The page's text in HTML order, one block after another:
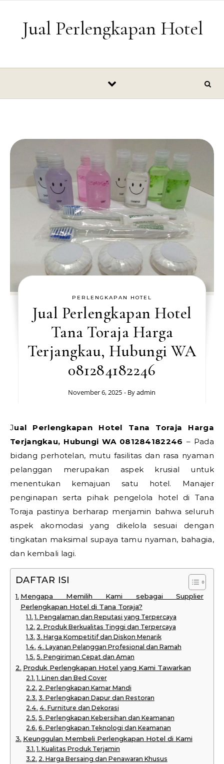
Jual Perlengkapan Hotel
PERLENGKAPAN HOTEL
Jual Perlengkapan Hotel
Tana Toraja Harga
Terjangkau, Hubungi WA
081284182246
November 6, 2025 - Byadmin
Jual Perlengkapan Hotel Tana Toraja Harga
Terjangkau, Hubungi WA 081284182246 – Pada
bidang perhotelan, mutu fasilitas dan rasa nyaman
pelanggan merupakan aspek krusial untuk
menentukan kemajuan satu hotel. Manajer
penginapan serta pihak pengelola hotel di Tana
Toraja pastinya berharap menjamin bahwa seluruh
aspek akomodasi yang dikelola sesuai dengan
tingkatan maksimal supaya tamu nyaman, bahagia,
dan kembali lagi.
DAFTAR ISI
Mengapa Memilih Kami sebagai Supplier
Perlengkapan Hotel di Tana Toraja?
1. Pengalaman dan Reputasi yang Terpercaya
2. Produk Berkualitas Tinggi dan Terpercaya
3. Harga Kompetitif dan Diskon Menarik
4. Layanan Pelanggan Profesional dan Ramah
5. Pengiriman Cepat dan Aman
Produk Perlengkapan Hotel yang Kami Tawarkan
1. Linen dan Bed Cover
2. Perlengkapan Kamar Mandi
3. Perlengkapan Dapur dan Restoran
4. Furniture dan Dekorasi
5. Perlengkapan Kebersihan dan Keamanan
6. Perlengkapan Teknologi dan Keamanan
Keunggulan Membeli Perlengkapan Hotel di Kami
1. Kualitas Produk Terjamin
2. Harga Bersaing dan Penawaran Khusus